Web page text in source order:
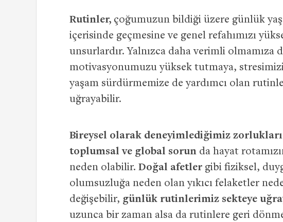
Rutinler, çoğumuzun bildiği üzere günlük
içerisinde geçmesine ve genel refahımızı
unsurlardır. Yalnızca daha verimli olmamıza
motivasyonumuzu yüksek tutmaya,
yaşam sürdürmemize de yardımcı olan
uğrayabilir.
Bireysel olarak deneyimlediğimiz
toplumsal ve global sorun da hayat
neden olabilir. Doğal afetler gibi fiziksel,
olumsuzluğa neden olan yıkıcı felaketler
değişebilir, günlük rutinlerimiz sekteye
uzunca bir zaman alsa da rutinlere geri